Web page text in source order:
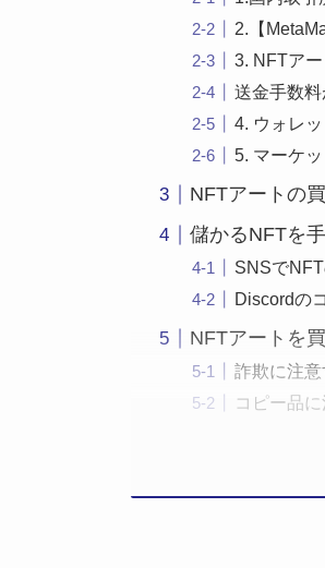
2.【
3. NFTア
送金手数料
4. ウォレ
5. マーケ
NFTアートの
儲かるNFTを
SNSで
Discordの
NFTアートを
詐欺に注意
コピー品